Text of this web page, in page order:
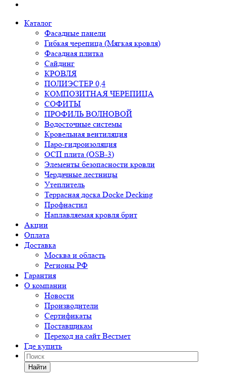
Каталог
Фасадные панели
Гибкая черепица (Мягкая кровля)
Фасадная плитка
Сайдинг
КРОВЛЯ
ПОЛИЭСТЕР 0,4
КОМПОЗИТНАЯ ЧЕРЕПИЦА
СОФИТЫ
ПРОФИЛЬ ВОЛНОВОЙ
Водосточные системы
Кровельная вентиляция
Паро-гидроизоляция
ОСП плита (OSB-3)
Элементы безопасности кровли
Чердачные лестницы
Утеплитель
Террасная доска Docke Decking
Профнастил
Наплавляемая кровля брит
Акции
Оплата
Доставка
Москва и область
Регионы РФ
Гарантия
О компании
Новости
Производители
Сертификаты
Поставщикам
Переход на сайт Вестмет
Где купить
Найти